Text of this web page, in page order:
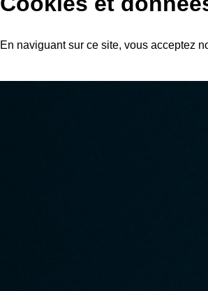
En naviguant sur ce site, vous acceptez